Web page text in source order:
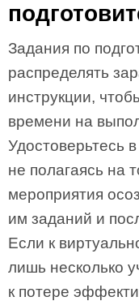
Задания по
распределять
инструкции,
времени на
Удостоверьтесь
не полагаясь на
мероприятия
им заданий и
Если к
лишь несколько
к потере